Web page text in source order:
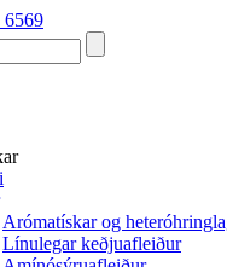
6569
Arómatískar og
Línulegar keðjuafleiður